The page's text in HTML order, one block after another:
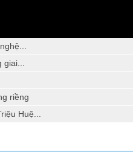
riềng
Huệ...